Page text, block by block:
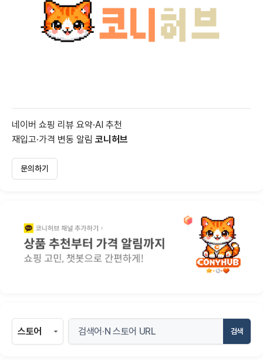
네이버 쇼핑 리뷰 요약·AI 추천
재입고·가격 변동 알림 코니허브
문의하기
검색